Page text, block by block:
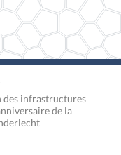
des infrastructures
de la